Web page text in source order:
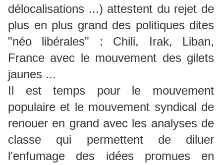
délocalisations ...) attestent du rejet de
plus en plus grand des politiques dites
"néo libérales" : Chili, Irak, Liban,
France avec le mouvement des gilets
jaunes ...
Il est temps pour le mouvement
populaire et le mouvement syndical de
renouer en grand avec les analyses de
classe qui permettent de diluer
l'enfumage des idées promues en